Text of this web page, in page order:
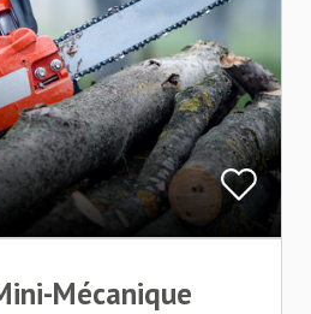
Mécanique